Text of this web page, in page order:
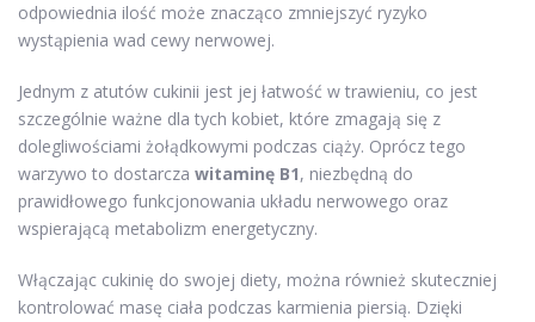
odpowiednia ilość może znacząco zmniejszyć ryzyko
wystąpienia wad cewy nerwowej.
Jednym z atutów cukinii jest jej łatwość w trawieniu, co jest
szczególnie ważne dla tych kobiet, które zmagają się z
dolegliwościami żołądkowymi podczas ciąży. Oprócz tego
warzywo to dostarcza witaminę B1, niezbędną do
prawidłowego funkcjonowania układu nerwowego oraz
wspierającą metabolizm energetyczny.
Włączając cukinię do swojej diety, można również skuteczniej
kontrolować masę ciała podczas karmienia piersią. Dzięki